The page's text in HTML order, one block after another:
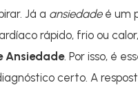
Já a ansiedadeé um
rápido, frio ou
Ansiedade. Por isso, é
certo. A